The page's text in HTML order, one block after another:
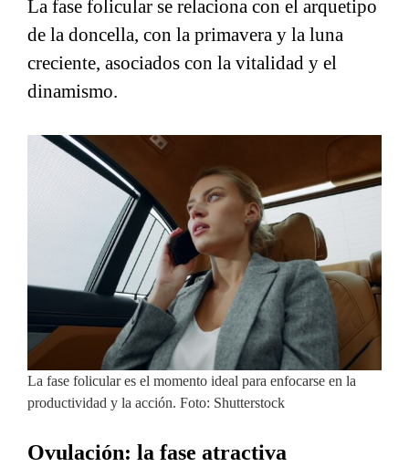
La fase folicular se relaciona con el arquetipo
de la doncella, con la primavera y la luna
creciente, asociados con la vitalidad y el
dinamismo.
La fase folicular es el momento ideal para enfocarse en la
productividad y la acción. Foto: Shutterstock
Ovulación: la fase atractiva